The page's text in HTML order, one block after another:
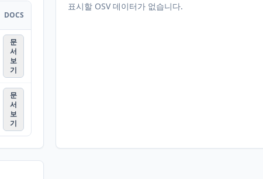
DOCS
문
서
보
기
문
서
보
기
표시할 OSV 데이터가 없습니다.